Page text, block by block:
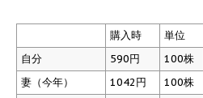
購入時 単位
自分
590円 100株
妻（今年）
1042円 100株